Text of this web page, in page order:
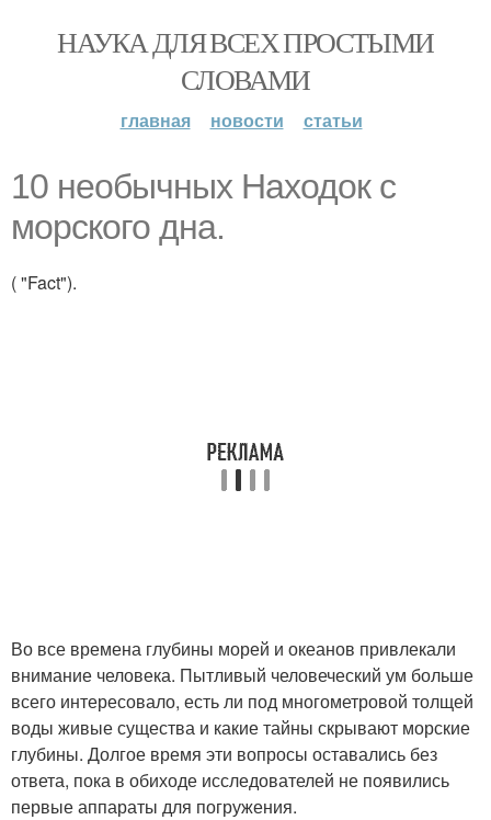
НАУКА ДЛЯ ВСЕХ ПРОСТЫМИ
СЛОВАМИ
главная новости статьи
10 необычных Находок с
морского дна.
( "Fact").
Во все времена глубины морей и океанов привлекали
внимание человека. Пытливый человеческий ум больше
всего интересовало, есть ли под многометровой толщей
воды живые существа и какие тайны скрывают морские
глубины. Долгое время эти вопросы оставались без
ответа, пока в обиходе исследователей не появились
первые аппараты для погружения.